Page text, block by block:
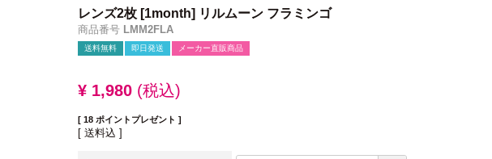
レンズ2枚 [1month] リルムーン フラミンゴ
商品番号 LMM2FLA
送料無料 即日発送 メーカー直販商品
¥ 1,980 税込
[ 18 ポイントプレゼント ]
送料込